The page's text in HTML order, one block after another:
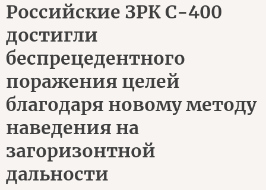
Российские ЗРК С-400
достигли
беспрецедентного
поражения целей
благодаря новому методу
наведения на
загоризонтной
дальности